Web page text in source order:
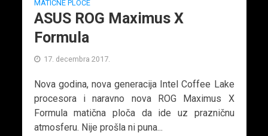
MATIČNE PLOČE
ASUS ROG Maximus X
Formula
17. decembra 2017.
Nova godina, nova generacija Intel Coffee Lake
procesora i naravno nova ROG Maximus X
Formula matična ploča da ide uz prazničnu
atmosferu. Nije prošla ni puna...